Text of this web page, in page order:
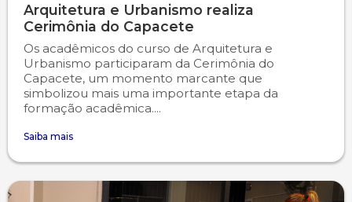
Arquitetura e Urbanismo realiza
Cerimônia do Capacete
Os acadêmicos do curso de Arquitetura e
Urbanismo participaram da Cerimônia do
Capacete, um momento marcante que
simbolizou mais uma importante etapa da
formação acadêmica....
Saiba mais